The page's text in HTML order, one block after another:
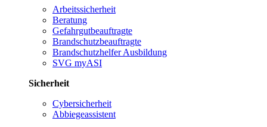
Arbeitssicherheit
Beratung
Gefahrgutbeauftragte
Brandschutzbeauftragte
Brandschutzhelfer Ausbildung
SVG myASI
Sicherheit
Cybersicherheit
Abbiegeassistent